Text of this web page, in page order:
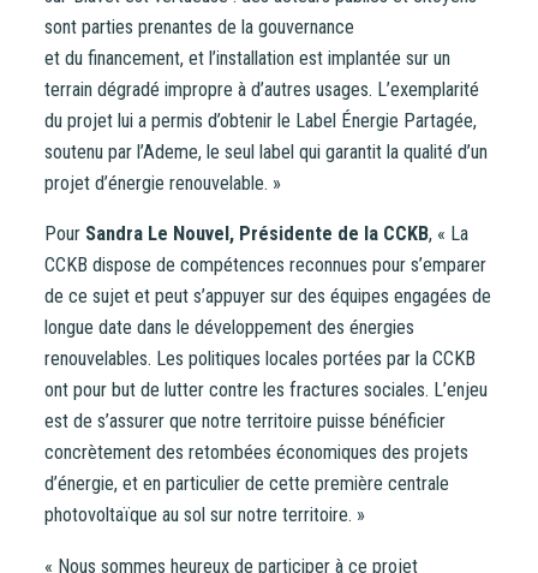
sont parties prenantes de la gouvernance
et du financement, et l’installation est implantée sur un
terrain dégradé impropre à d’autres usages. L’exemplarité
du projet lui a permis d’obtenir le Label Énergie Partagée,
soutenu par l’Ademe, le seul label qui garantit la qualité d’un
projet d’énergie renouvelable. »
Pour Sandra Le Nouvel, Présidente de la CCKB, « La
CCKB dispose de compétences reconnues pour s’emparer
de ce sujet et peut s’appuyer sur des équipes engagées de
longue date dans le développement des énergies
renouvelables. Les politiques locales portées par la CCKB
ont pour but de lutter contre les fractures sociales. L’enjeu
est de s’assurer que notre territoire puisse bénéficier
concrètement des retombées économiques des projets
d’énergie, et en particulier de cette première centrale
photovoltaïque au sol sur notre territoire. »
« Nous sommes heureux de participer à ce projet